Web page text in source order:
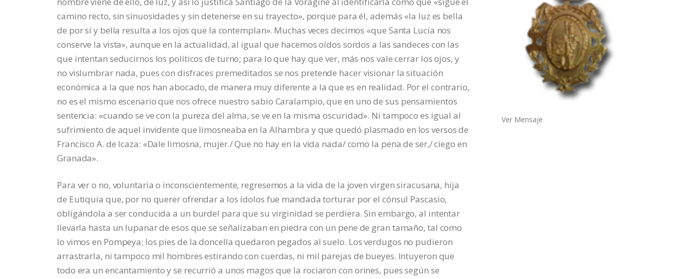
camino recto, sin sinuosidades y sin detenerse en su trayecto», porque para él, además «la luz es bella
de por sí y bella resulta a los ojos que la contemplan». Muchas veces decimos «que Santa Lucía nos
conserve la vista», aunque en la actualidad, al igual que hacemos oídos sordos a las sandeces con las
que intentan seducirnos los políticos de turno; para lo que hay que ver, más nos vale cerrar los ojos, y
no vislumbrar nada, pues con disfraces premeditados se nos pretende hacer visionar la situación
económica a la que nos han abocado, de manera muy diferente a la que es en realidad. Por el contrario,
no es el mismo escenario que nos ofrece nuestro sabio Caralampio, que en uno de sus pensamientos
sentencia: «cuando se ve con la pureza del alma, se ve en la misma oscuridad». Ni tampoco es igual al
sufrimiento de aquel invidente que limosneaba en la Alhambra y que quedó plasmado en los versos de
Francisco A. de Icaza: «Dale limosna, mujer./ Que no hay en la vida nada/ como la pena de ser,/ ciego en
Granada».
Para ver o no, voluntaria o inconscientemente, regresemos a la vida de la joven virgen siracusana, hija
de Eutiquia que, por no querer ofrendar a los ídolos fue mandada torturar por el cónsul Pascasio,
obligándola a ser conducida a un burdel para que su virginidad se perdiera. Sin embargo, al intentar
llevarla hasta un lupanar de esos que se señalizaban en piedra con un pene de gran tamaño, tal como
lo vimos en Pompeya; los pies de la doncella quedaron pegados al suelo. Los verdugos no pudieron
arrastrarla, ni tampoco mil hombres estirando con cuerdas, ni mil parejas de bueyes. Intuyeron que
todo era un encantamiento y se recurrió a unos magos que la rociaron con orines, pues según se
Ver Mensaje